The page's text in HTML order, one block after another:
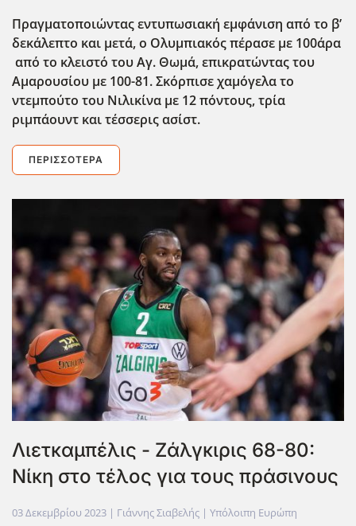
Πραγματοποιώντας εντυπωσιακή εμφάνιση από το β’
δεκάλεπτο και μετά, ο Ολυμπιακός πέρασε με 100άρα
από το κλειστό του Αγ. Θωμά, επικρατώντας του
Αμαρουσίου με 100-81. Σκόρπισε χαμόγελα το
ντεμπούτο του Νιλικίνα με 12 πόντους, τρία
ριμπάουντ και τέσσερις ασίστ.
ΠΕΡΙΣΣΌΤΕΡΑ
Λιετκαμπέλις - Ζάλγκιρις 68-80:
Νίκη στο τέλος για τους πράσινους
03 Δεκεμβρίου 2023 | Γιάννης Σιαβελής | Υπόλοιπη Ευρώπη